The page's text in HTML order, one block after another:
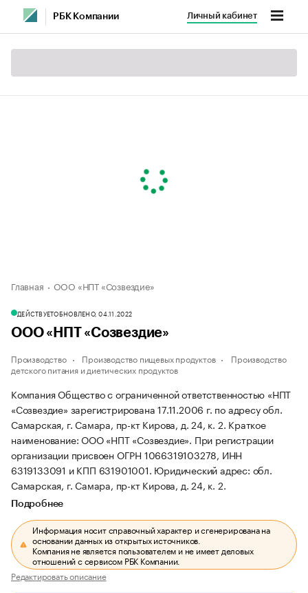
РБК Компании Личный кабинет
Главная ООО «НПТ «Созвездие»
ДЕЙСТВУЕТОБНОВЛЕНО, 04.11.2022
ООО «НПТ «Созвездие»
Производство Производство пищевых продуктов
Производство
детского питания и диетических продуктов
Компания Общество с ограниченной ответственностью «НПТ
«Созвездие» зарегистрирована 17.11.2006 г. по адресу обл.
Самарская, г. Самара, пр-кт Кирова, д. 24, к. 2. Краткое
наименование: ООО «НПТ «Созвездие». При регистрации
организации присвоен ОГРН 1066319103278, ИНН
6319133091 и КПП 631901001. Юридический адрес: обл.
Самарская, г. Самара, пр-кт Кирова, д. 24, к. 2.
Подробнее
Информация носит справочный характер и сгенерирована на
основании данных из открытых источников.
Компания не является пользователем и не имеет деловых
отношений с сервисом РБК Компании.
Редактировать описание